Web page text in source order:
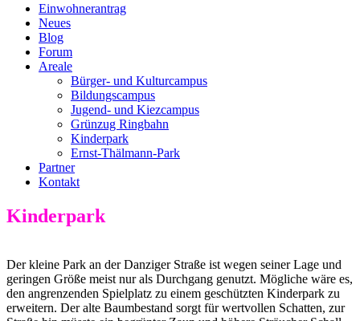
Einwohnerantrag
Neues
Blog
Forum
Areale
Bürger- und Kulturcampus
Bildungscampus
Jugend- und Kiezcampus
Grünzug Ringbahn
Kinderpark
Ernst-Thälmann-Park
Partner
Kontakt
Kinderpark
Der kleine Park an der Danziger Straße ist wegen seiner Lage und
geringen Größe meist nur als Durchgang genutzt. Mögliche wäre es,
den angrenzenden Spielplatz zu einem geschützten Kinderpark zu
erweitern. Der alte Baumbestand sorgt für wertvollen Schatten, zur